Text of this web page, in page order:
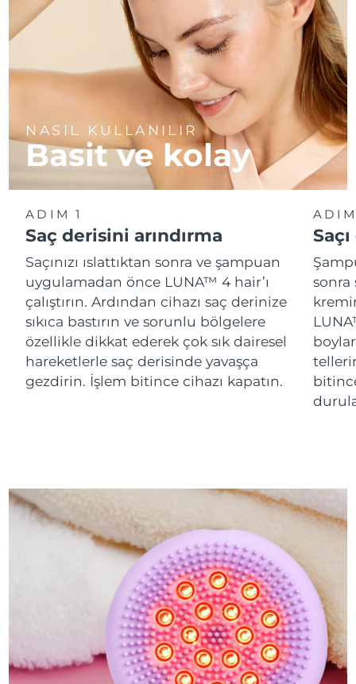
NASIL KULLANILIR
Basit ve kolay
ADIM 1
Saç derisini arındırma
Saçınızı ıslattıktan sonra ve şampuan
uygulamadan önce LUNA™ 4 hair’ı
çalıştırın. Ardından cihazı saç derinize
sıkıca bastırın ve sorunlu bölgelere
özellikle dikkat ederek çok sık dairesel
hareketlerle saç derisinde yavaşça
gezdirin. İşlem bitince cihazı kapatın.
sonra